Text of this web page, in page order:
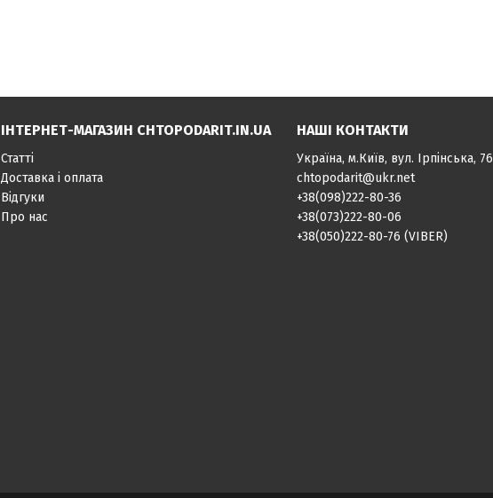
ІНТЕРНЕТ-МАГАЗИН CHTOPODARIT.IN.UA
Статті
Доставка і оплата
Відгуки
Про нас
НАШІ КОНТАКТИ
Україна, м.Київ, вул. Ірпінська, 76
chtopodarit@ukr.net
+38(098)222-80-36
+38(073)222-80-06
+38(050)222-80-76 (VIBER)